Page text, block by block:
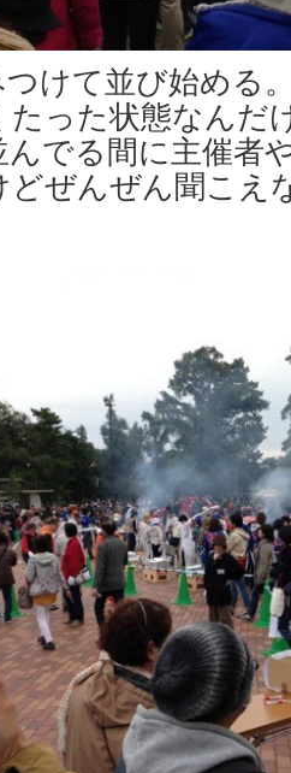
けて並び始める
たった状態なんだ
でる間に主催者
どぜんぜん聞こえ